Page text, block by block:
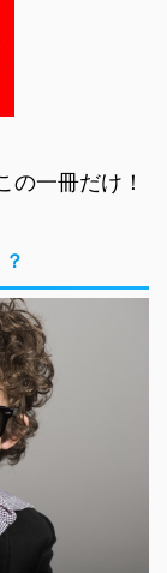
の一冊だけ！